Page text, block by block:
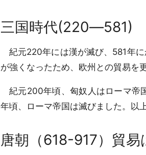
三国時代(220―581)
紀元220年には漢が滅び、581年
が強くなったため、欧州との貿易を
紀元200年頃、匈奴人はローマ帝
年頃、ローマ帝国は滅びました。以
唐朝（618-917）貿易